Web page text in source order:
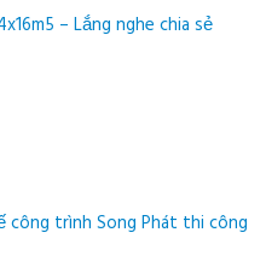
– Lắng nghe chia sẻ
trình Song Phát thi công